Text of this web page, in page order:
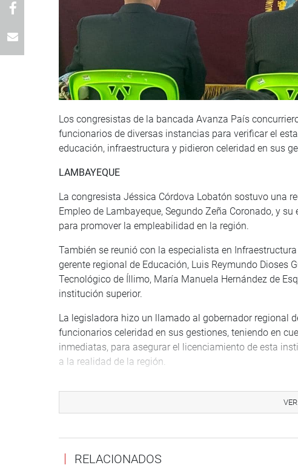
Los congresistas de la bancada Avanza País
funcionarios de diversas instancias para verificar el
educación, infraestructura y pidieron celeridad en sus
LAMBAYEQUE
La congresista Jéssica Córdova Lobatón sostuvo una
Empleo de Lambayeque, Segundo Zeña Coronado, y
para promover la empleabilidad en la región.
También se reunió con la especialista en
gerente regional de Educación, Luis Reymundo Dioses
Tecnológico de Íllimo, María Manuela Hernández de
institución superior.
La legisladora hizo un llamado al gobernador regional
funcionarios celeridad en sus gestiones, teniendo en
inmediatas, para asegurar el licenciamiento de esta
a la realidad de la región.
RELACIONADOS